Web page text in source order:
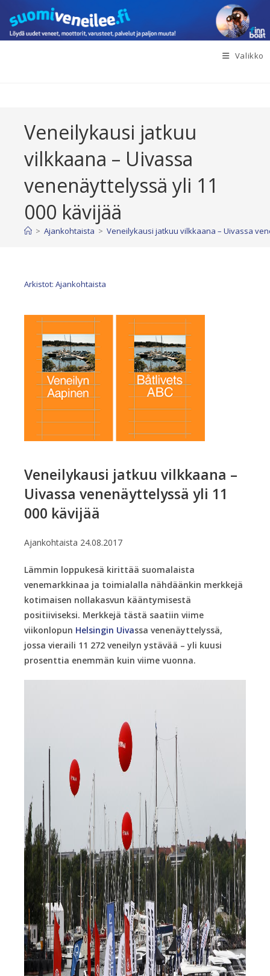
suoraan
sisältöön
Valikko
Veneilykausi jatkuu
vilkkaana – Uivassa
venenäyttelyssä yli 11
000 kävijää
> Ajankohtaista > Veneilykausi jatkuu vilkkaana – Uivassa
Arkistot: Ajankohtaista
Veneilykausi jatkuu vilkkaana –
Uivassa venenäyttelyssä yli 11
000 kävijää
Ajankohtaista 24.08.2017
Lämmin loppukesä kirittää suomalaista
venemarkkinaa ja toimialalla nähdäänkin merkkejä
kotimaisen nollakasvun kääntymisestä
positiiviseksi. Merkkejä tästä saatiin viime
viikonlopun Helsingin Uivassa venenäyttelyssä,
jossa vieraili 11 272 veneilyn ystävää – yli kuusi
prosenttia enemmän kuin viime vuonna.​